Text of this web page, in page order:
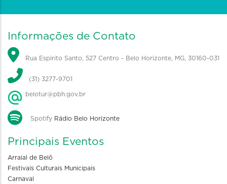
Informações de Contato
Rua Espírito Santo, 527 Centro - Belo Horizonte, MG, 30160-031
(31) 3277-9701
belotur@pbh.gov.br
Spotify Rádio Belo Horizonte
Principais Eventos
Arraial de Belô
Festivais Culturais Municipais
Carnaval